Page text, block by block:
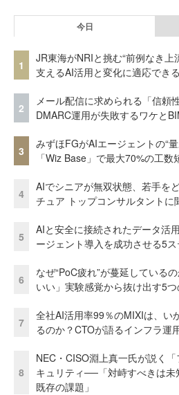
今日
1
JR東海がNRIと挑む“前例なき
支えるAI活用と変化に適応でき
2
メール配信に求められる「信頼
DMARC運用が失敗するワケと
3
みずほFGがAIエージェントの“
「Wiz Base」で最大70%の工数
4
AIでシニアが無双状態、若手を
チュア トップコンサルタントに
5
AIと安全に接続されたデータ活
ージェント導入を成功させる5
6
なぜ“PoC疲れ”が蔓延している
いい」実験感覚から抜け出す5
7
全社AI活用率99％のMIXIは、い
るのか？CTOが語るインフラ運
8
NEC・CISO淵上真一氏が説く
キュリティ──「対峙すべきは未
既存の課題」